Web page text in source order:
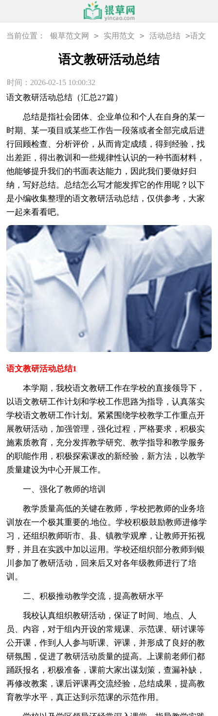
当前位置： 银草范文网 > 实用范文 > 活动总结 >语文
语文教研活动总结
时间：2026-02-15 10:00:32
语文教研活动总结（汇总27篇）
总结是指社会团体、企业单位和个人在自身的某一
时期、某一项目或某些工作告一段落或者全部完成后进
行回顾检查、分析评价，从而肯定成绩，得到经验，找
出差距，得出教训和一些规律性认识的一种书面材料，
他能够提升我们的书面表达能力，因此我们要做好归
纳，写好总结。总结怎么写才能发挥它的作用呢？以下
是小编收集整理的语文教研活动总结，仅供参考，大家
一起来看看吧。
语文教研活动总结1
本学期，我校语文教研工作在学校的直接领导下，
以语文教研工作计划和学校工作思路为指导，认真落实
学校语文教研工作计划。紧紧围绕学校教学工作重点开
展教研活动，加强管理，强化过程，严格要求，积极实
施素质教育，充分发挥教学研究、教学指导和教学服务
的职能作用，积极探索课改的新经验，新方法，以教学
质量建设为中心开展工作。
一、强化了教师的培训
教学质量高低的关键在教师，学校把教师的业务培
训放在一个极其重要的.地位。学校积极鼓励教师进修学
习，还组织教师听市、县、镇教学观摩，让教师开拓视
野，并且在实践中加以运用。学校还组织部分教师到银
川参加了教研活动，回来后又对各年级教师进行了培
训。
二、积极推动教学交流，提高教研水平
我校认真组织教研活动，保证了时间、地点、人
员、内容，对于组内开设的常规课、示范课、研讨课等
公开课，作到人人参与听课、评课，并形成了良好的教
研氛围，促进了教研活动质量的提高。上课前老师们都
踊跃报名，积极准备，课前大家出谋划策，查漏补缺，
再修改教案，课后评课再交流经验，总结成果，提高教
育教学水平，真正达到示范课的示范作用。